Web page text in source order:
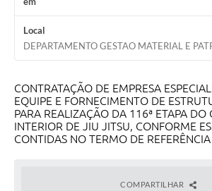
Local
DEPARTAMENTO GESTAO MATERIAL E
CONTRATAÇÃO DE EMPRESA
EQUIPE E FORNECIMENTO DE
PARA REALIZAÇÃO DA 116ª ETAPA DO
INTERIOR DE JIU JITSU, CONFORME
CONTIDAS NO TERMO DE REFERÊNCIA
COMPARTILHAR